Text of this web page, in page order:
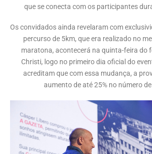
que se conecta com os participantes
Os convidados ainda revelaram com
percurso de 5km, que era realizado no
maratona, acontecerá na quinta-feira do
Christi, logo no primeiro dia oficial do
acreditam que com essa mudança, a
aumento de até 25% no número